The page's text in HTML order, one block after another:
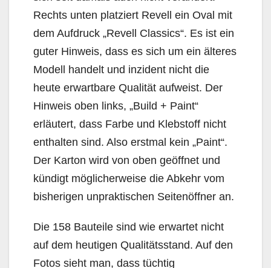
Rechts unten platziert Revell ein Oval mit
dem Aufdruck „Revell Classics“. Es ist ein
guter Hinweis, dass es sich um ein älteres
Modell handelt und inzident nicht die
heute erwartbare Qualität aufweist. Der
Hinweis oben links, „Build + Paint“
erläutert, dass Farbe und Klebstoff nicht
enthalten sind. Also erstmal kein „Paint“.
Der Karton wird von oben geöffnet und
kündigt möglicherweise die Abkehr vom
bisherigen unpraktischen Seitenöffner an.
Die 158 Bauteile sind wie erwartet nicht
auf dem heutigen Qualitätsstand. Auf den
Fotos sieht man, dass tüchtig